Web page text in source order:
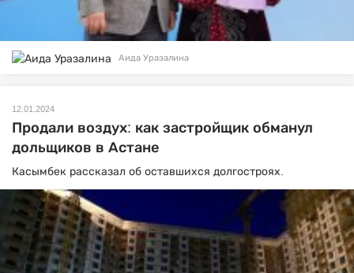
Аида Уразалина
12.01.2024
Продали воздух: как застройщик обманул
дольщиков в Астане
Касымбек рассказал об оставшихся долгостроях.